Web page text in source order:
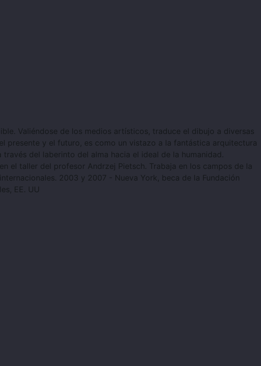
Valiéndose de los medios artísticos, traduce el dibujo a diversas
presente y el futuro, es como un vistazo a la fantástica arquitectura
del laberinto del alma hacia el ideal de la humanidad.
el taller del profesor Andrzej Pietsch. Trabaja en los campos de la
2003 y 2007 - Nueva York, beca de la Fundación
EE. UU